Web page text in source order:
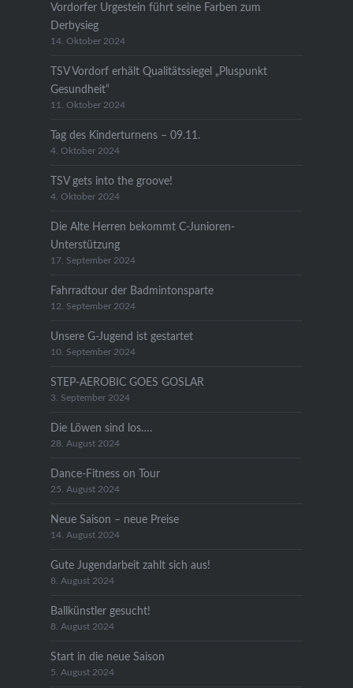
Vordorfer Urgestein führt seine Farben zum
Derbysieg
14. Oktober 2024
TSV Vordorf erhält Qualitätssiegel „Pluspunkt
Gesundheit“
11. Oktober 2024
Tag des Kinderturnens – 09.11.
4. Oktober 2024
TSV gets into the groove!
4. Oktober 2024
Die Alte Herren bekommt C-Junioren-
Unterstützung
17. September 2024
Fahrradtour der Badmintonsparte
12. September 2024
Unsere G-Jugend ist gestartet
10. September 2024
STEP-AEROBIC GOES GOSLAR
3. September 2024
Die Löwen sind los….
28. August 2024
Dance-Fitness on Tour
25. August 2024
Neue Saison – neue Preise
14. August 2024
Gute Jugendarbeit zahlt sich aus!
8. August 2024
Ballkünstler gesucht!
8. August 2024
Start in die neue Saison
5. August 2024